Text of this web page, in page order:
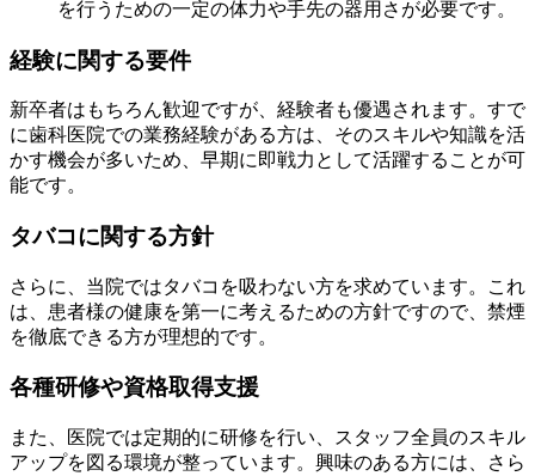
を行うための一定の体力や手先の器用さが必要です。
経験に関する要件
新卒者はもちろん歓迎ですが、経験者も優遇されます。すで
に歯科医院での業務経験がある方は、そのスキルや知識を活
かす機会が多いため、早期に即戦力として活躍することが可
能です。
タバコに関する方針
さらに、当院ではタバコを吸わない方を求めています。これ
は、患者様の健康を第一に考えるための方針ですので、禁煙
を徹底できる方が理想的です。
各種研修や資格取得支援
また、医院では定期的に研修を行い、スタッフ全員のスキル
アップを図る環境が整っています。興味のある方には、さら